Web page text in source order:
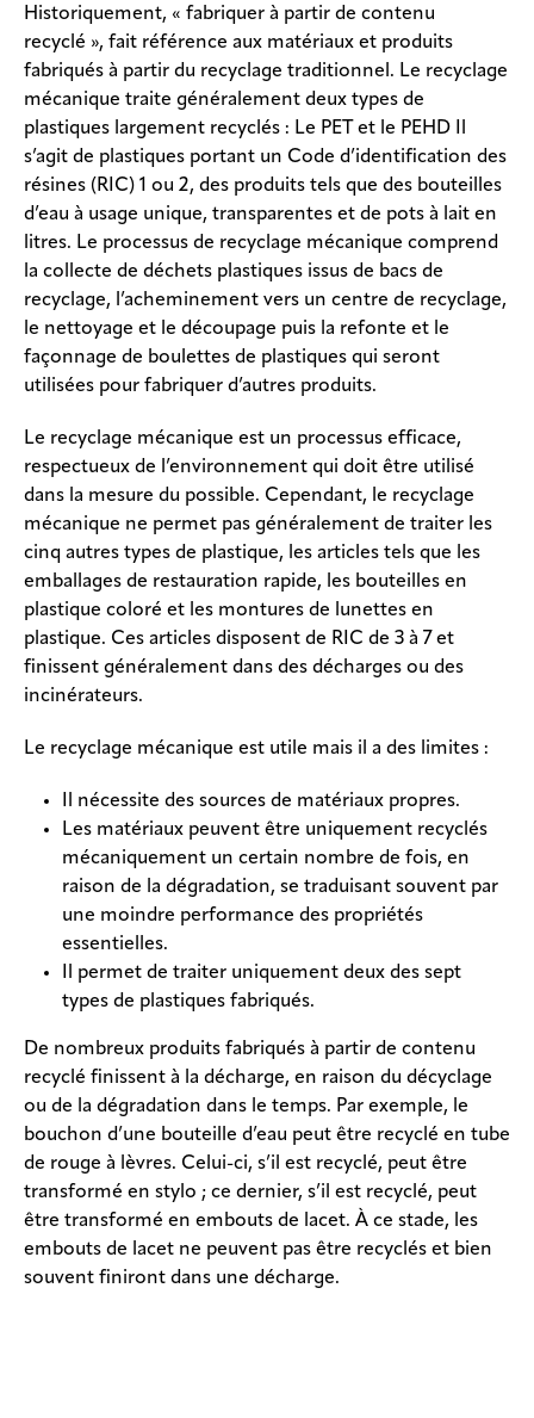
Recherche
de FDS
Responsabilité de la
chaîne
d’approvisionnement
Index
du
MyInsideConnection
Contactez-
nous
Historiquement, « fabriquer à partir de contenu
recyclé », fait référence aux matériaux et produits
fabriqués à partir du recyclage traditionnel. Le recyclage
mécanique traite généralement deux types de
plastiques largement recyclés : Le PET et le PEHD Il
s’agit de plastiques portant un Code d’identification des
résines (RIC) 1 ou 2, des produits tels que des bouteilles
d’eau à usage unique, transparentes et de pots à lait en
litres. Le processus de recyclage mécanique comprend
la collecte de déchets plastiques issus de bacs de
recyclage, l’acheminement vers un centre de recyclage,
le nettoyage et le découpage puis la refonte et le
façonnage de boulettes de plastiques qui seront
utilisées pour fabriquer d’autres produits.
Le recyclage mécanique est un processus efficace,
respectueux de l’environnement qui doit être utilisé
dans la mesure du possible. Cependant, le recyclage
mécanique ne permet pas généralement de traiter les
cinq autres types de plastique, les articles tels que les
emballages de restauration rapide, les bouteilles en
plastique coloré et les montures de lunettes en
plastique. Ces articles disposent de RIC de 3 à 7 et
finissent généralement dans des décharges ou des
incinérateurs.
Le recyclage mécanique est utile mais il a des limites :
Il nécessite des sources de matériaux propres.
Les matériaux peuvent être uniquement recyclés
mécaniquement un certain nombre de fois, en
raison de la dégradation, se traduisant souvent par
une moindre performance des propriétés
essentielles.
Il permet de traiter uniquement deux des sept
types de plastiques fabriqués.
De nombreux produits fabriqués à partir de contenu
recyclé finissent à la décharge, en raison du décyclage
ou de la dégradation dans le temps. Par exemple, le
bouchon d’une bouteille d’eau peut être recyclé en tube
de rouge à lèvres. Celui-ci, s’il est recyclé, peut être
transformé en stylo ; ce dernier, s’il est recyclé, peut
être transformé en embouts de lacet. À ce stade, les
embouts de lacet ne peuvent pas être recyclés et bien
souvent finiront dans une décharge.